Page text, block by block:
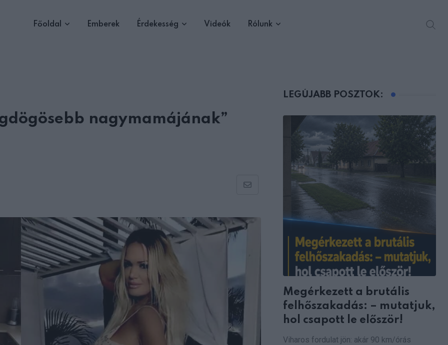
Főoldal Emberek Érdekesség Videók Rólunk
nagymamájának”
Share
Email
LEGÚJABB POSZTOK:
Megérkezett a brutális
felhőszakadás: – mutatjuk,
hol csapott le először!
Viharos fordulat jön: akár 90 km/órás